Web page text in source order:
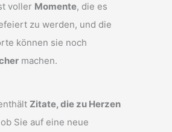
voller Momente, die es
zu werden, und die
können sie noch
machen.
Zitate, die zu Herzen
Sie auf eine neue